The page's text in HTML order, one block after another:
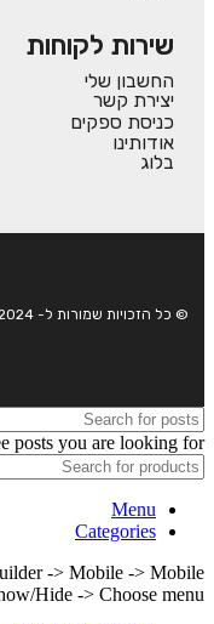
שירות לקוחות
החשבון שלי
יצירת קשר
כניסת ספקים
אודותינו
בלוג
posts you are looking for.
Menu
Categories
-> Mobile -> Mobile
Hide -> Choose menu